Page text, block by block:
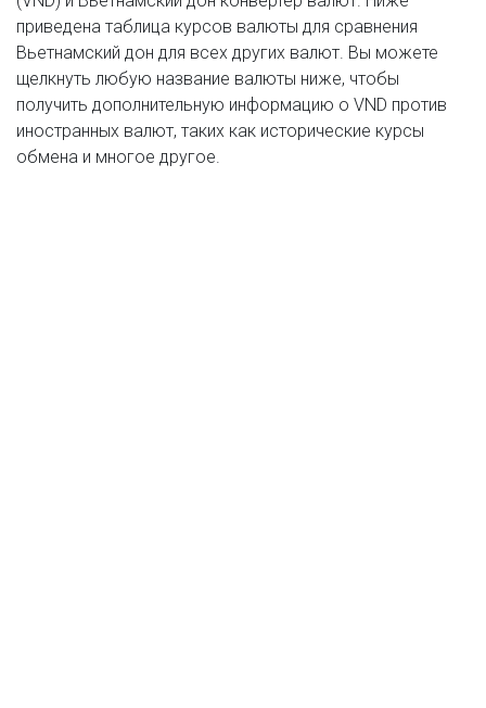
приведена таблица курсов валюты для сравнения
Вьетнамский дон для всех других валют. Вы можете
щелкнуть любую название валюты ниже, чтобы
получить дополнительную информацию о VND против
иностранных валют, таких как исторические курсы
обмена и многое другое.